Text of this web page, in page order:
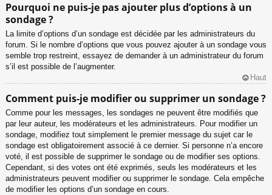
Pourquoi ne puis-je pas ajouter plus d’options à un
sondage ?
La limite d’options d’un sondage est décidée par les administrateurs du
forum. Si le nombre d’options que vous pouvez ajouter à un sondage vous
semble trop restreint, essayez de demander à un administrateur du forum
s’il est possible de l’augmenter.
Haut
Comment puis-je modifier ou supprimer un sondage ?
Comme pour les messages, les sondages ne peuvent être modifiés que
par leur auteur, les modérateurs et les administrateurs. Pour modifier un
sondage, modifiez tout simplement le premier message du sujet car le
sondage est obligatoirement associé à ce dernier. Si personne n’a encore
voté, il est possible de supprimer le sondage ou de modifier ses options.
Cependant, si des votes ont été exprimés, seuls les modérateurs et les
administrateurs peuvent modifier ou supprimer le sondage. Cela empêche
de modifier les options d’un sondage en cours.